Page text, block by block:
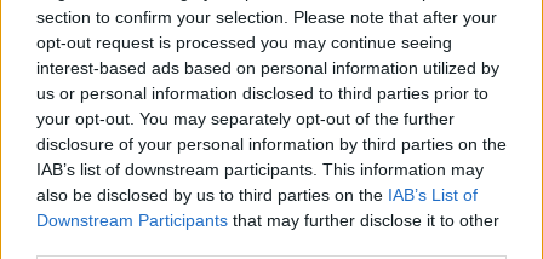
section to confirm your selection. Please note that after your
opt-out request is processed you may continue seeing
interest-based ads based on personal information utilized by
us or personal information disclosed to third parties prior to
your opt-out. You may separately opt-out of the further
disclosure of your personal information by third parties on the
IAB’s list of downstream participants. This information may
also be disclosed by us to third parties on the IAB’s List of
Downstream Participants that may further disclose it to other
számos lakóház mellett pedig romba döntötte a zsámbéki
bazilika épületét is. A földrengés azonban a legtöbb
áldozatot Komáromban követelte: a források szerint június
28-án 63 ember vesztette életét, és 120-an sebesültek
meg, miközben a város épületeinek harmada romhalmazzá
vált, és csak egytizede maradt sértetlenül.
A földrengés sokkal több áldozatot is követelhetett volna, ha
a térségben élő parasztok nem egy ősi építészeti technika